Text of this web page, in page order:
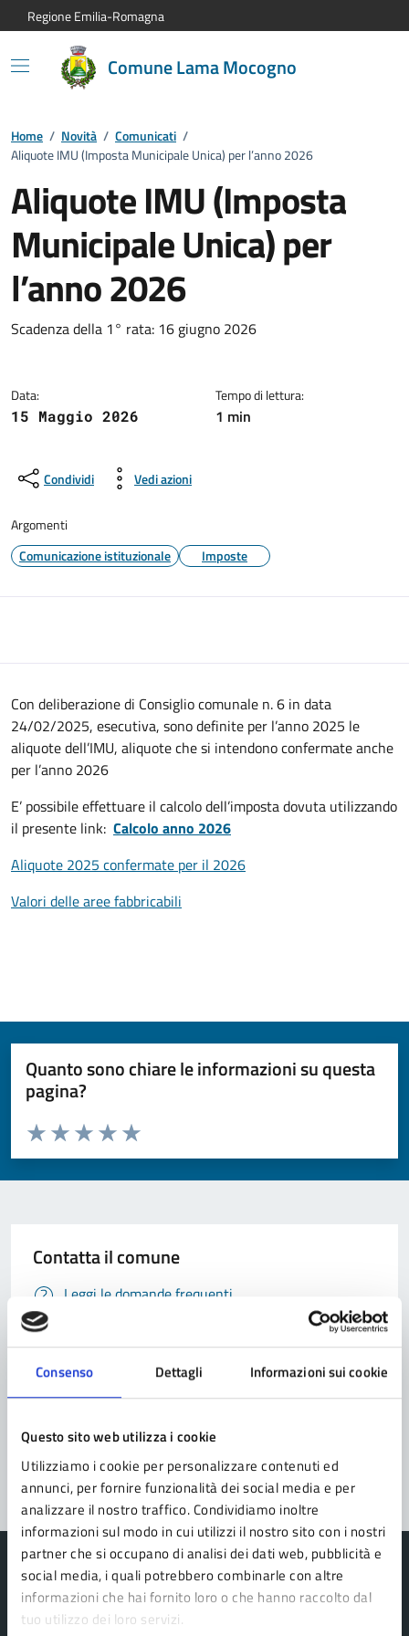
Consenso Dettagli Informazioni sui cookie
Questo sito web utilizza i cookie
Utilizziamo i cookie per personalizzare contenuti ed
annunci, per fornire funzionalità dei social media e per
analizzare il nostro traffico. Condividiamo inoltre
informazioni sul modo in cui utilizzi il nostro sito con i nostri
partner che si occupano di analisi dei dati web, pubblicità e
social media, i quali potrebbero combinarle con altre
informazioni che hai fornito loro o che hanno raccolto dal
tuo utilizzo dei loro servizi.
Vai al contenuto principale
Vai alla navigazione del sito
Vai al piede di pagina
Regione Emilia-Romagna
Comune Lama Mocogno
Home / Novità / Comunicati /
Aliquote IMU (Imposta Municipale Unica) per l’anno 2026
Aliquote IMU (Imposta
Municipale Unica) per
l’anno 2026
Dettagli del comunicato:
Scadenza della 1° rata: 16 giugno 2026
Data:
15 Maggio 2026
Tempo di lettura:
1 min
Condividi Vedi azioni
Argomenti
Comunicazione istituzionale
Imposte
Con deliberazione di Consiglio comunale n. 6 in data
24/02/2025, esecutiva, sono definite per l’anno 2025 le
aliquote dell’IMU, aliquote che si intendono confermate anche
per l’anno 2026
E’ possibile effettuare il calcolo dell’imposta dovuta utilizzando
il presente link: Calcolo anno 2026
Aliquote 2025 confermate per il 2026
Valori delle aree fabbricabili
Quanto sono chiare le informazioni su questa
pagina?
Valuta da 1 a 5 stelle la pagina
Valuta 5 stelle su 5
Valuta 4 stelle su 5
Valuta 3 stelle su 5
Valuta 2 stelle su 5
Valuta 1 stelle su 5
Contatta il comune
Leggi le domande frequenti
Prenota appuntamento